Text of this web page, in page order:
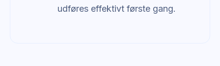
udføres effektivt første gang.